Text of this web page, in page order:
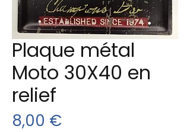
Plaque métal
Moto 30X40 en
relief
8,00 €